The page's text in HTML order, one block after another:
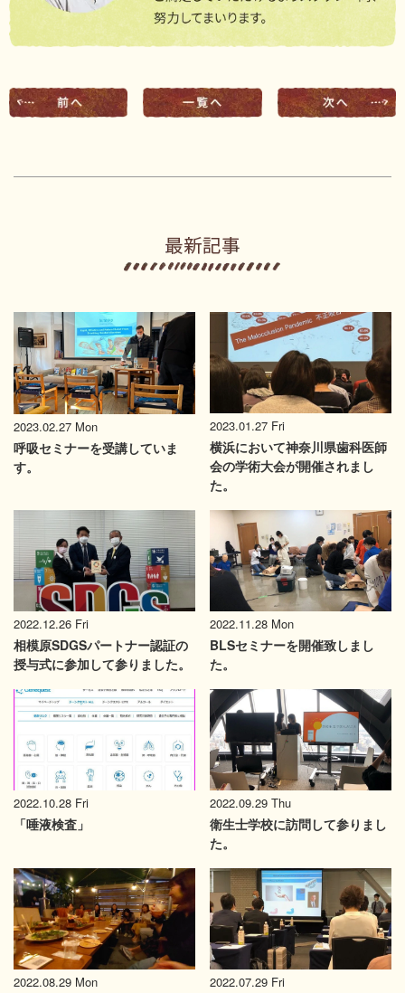
2023.02.27 Mon
呼吸セミナーを受講していま
す。
2023.01.27 Fri
横浜において神奈川県歯科医師
会の学術大会が開催されまし
た。
2022.12.26 Fri
相模原SDGSパートナー認証の
授与式に参加して参りました。
2022.11.28 Mon
BLSセミナーを開催致しまし
た。
2022.10.28 Fri
「唾液検査」
2022.09.29 Thu
衛生士学校に訪問して参りまし
た。
2022.08.29 Mon 2022.07.29 Fri